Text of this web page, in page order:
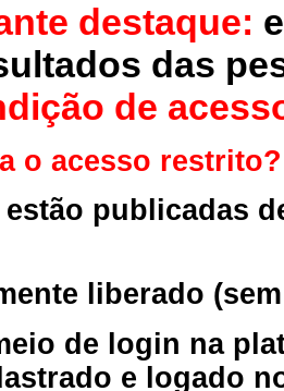
destaque:
das
de
o acesso restrito?
publicadas
liberado
de login na
e logado